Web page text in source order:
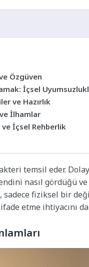
Özgüven
İçsel
ve Hazırlık
İlhamlar
İçsel Rehberlik
temsil eder.
nasıl gördüğü
fiziksel bir
etme ihtiyacını